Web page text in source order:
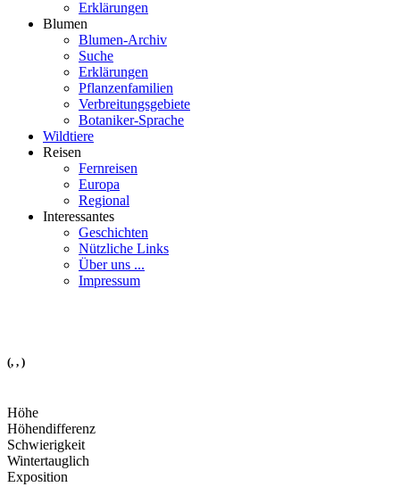
Erklärungen
Blumen
Blumen-Archiv
Suche
Erklärungen
Pflanzenfamilien
Verbreitungsgebiete
Botaniker-Sprache
Wildtiere
Reisen
Fernreisen
Europa
Regional
Interessantes
Geschichten
Nützliche Links
Über uns ...
Impressum
(, , )
Höhe
Höhendifferenz
Schwierigkeit
Wintertauglich
Exposition